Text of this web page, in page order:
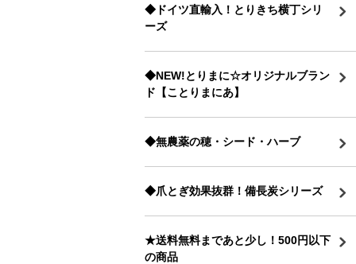
◆ドイツ直輸入！とりきち横丁シリ
ーズ
◆NEW!とりまに☆オリジナルブラン
ド【ことりまにあ】
◆無農薬の穂・シード・ハーブ
◆爪とぎ効果抜群！備長炭シリーズ
★送料無料まであと少し！500円以下
の商品